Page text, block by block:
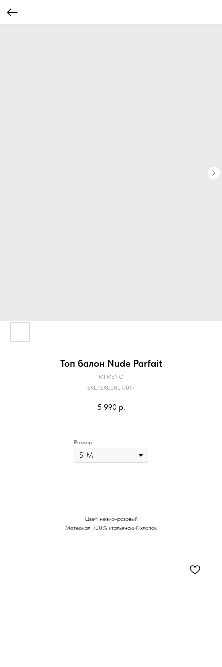
Топ балон Nude Parfait
MIIMENO
SKU: SKU0001-017
5 990 р.
Размер
Цвет: нежно-розовый
Материал: 100% итальянский хлопок